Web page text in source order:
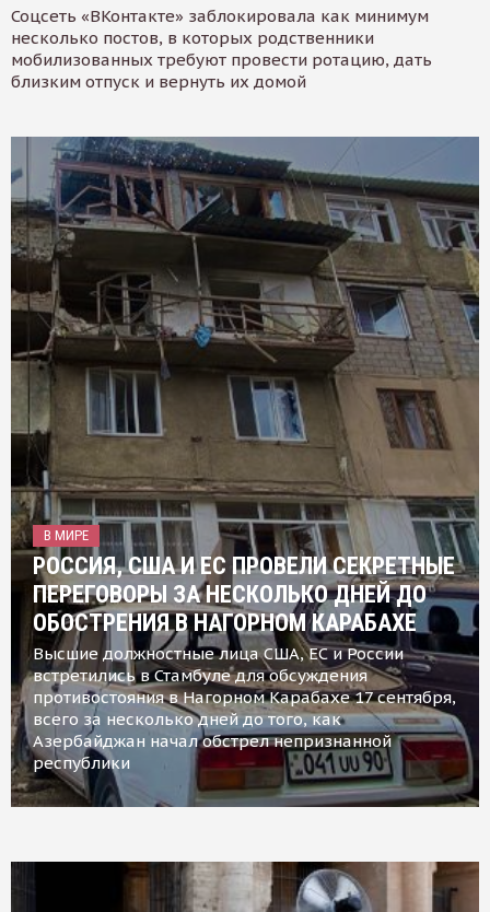
Соцсеть «ВКонтакте» заблокировала как минимум
несколько постов, в которых родственники
мобилизованных требуют провести ротацию, дать
близким отпуск и вернуть их домой
В МИРЕ
РОССИЯ, США И ЕС ПРОВЕЛИ СЕКРЕТНЫЕ
ПЕРЕГОВОРЫ ЗА НЕСКОЛЬКО ДНЕЙ ДО
ОБОСТРЕНИЯ В НАГОРНОМ КАРАБАХЕ
Высшие должностные лица США, ЕС и России
встретились в Стамбуле для обсуждения
противостояния в Нагорном Карабахе 17 сентября,
всего за несколько дней до того, как
Азербайджан начал обстрел непризнанной
республики